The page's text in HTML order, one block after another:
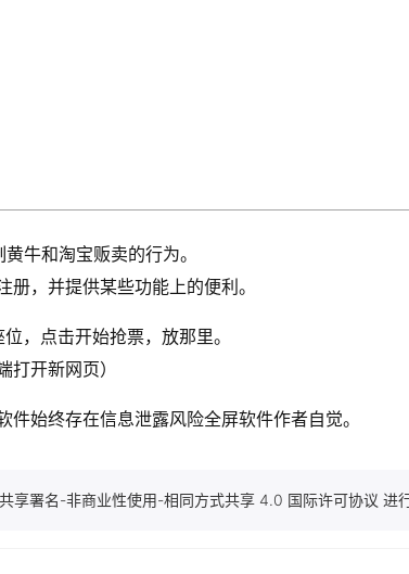
牛和淘宝贩卖的行为。
，并提供某些功能上的便利。
，点击开始抢票，放那里。
开新网页）
始终存在信息泄露风险全屏软件作者自觉。
享署名-非商业性使用-相同方式共享 4.0 国际许可协议 进